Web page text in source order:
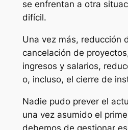
se enfrentan a otra
difícil.
Una vez más, reducción
cancelación de
ingresos y salarios,
o, incluso, el cierre de
Nadie pudo prever el
una vez asumido el